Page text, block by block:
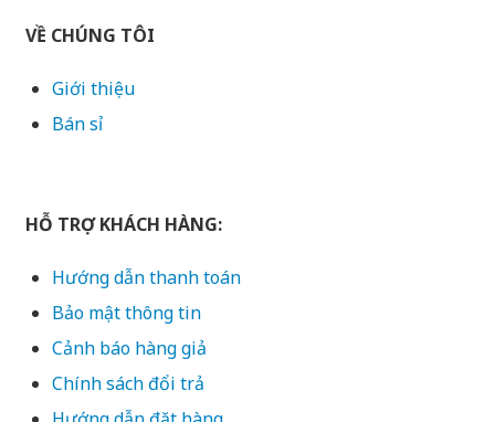
VỀ CHÚNG TÔI
Giới thiệu
Bán sỉ
HỖ TRỢ KHÁCH HÀNG:
Hướng dẫn thanh toán
Bảo mật thông tin
Cảnh báo hàng giả
Chính sách đổi trả